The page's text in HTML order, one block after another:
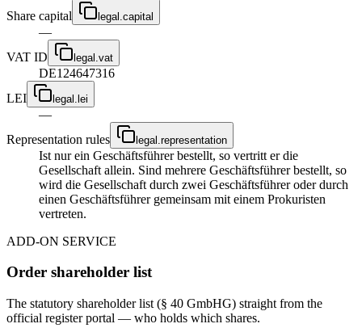
Share capital legal.capital
—
VAT ID
legal.vat
DE124647316
LEI
legal.lei
—
Representation rules
legal.representation
Ist nur ein Geschäftsführer bestellt, so vertritt er die
Gesellschaft allein. Sind mehrere Geschäftsführer bestellt, so
wird die Gesellschaft durch zwei Geschäftsführer oder durch
einen Geschäftsführer gemeinsam mit einem Prokuristen
vertreten.
ADD-ON SERVICE
Order shareholder list
The statutory shareholder list (§ 40 GmbHG) straight from the
official register portal — who holds which shares.